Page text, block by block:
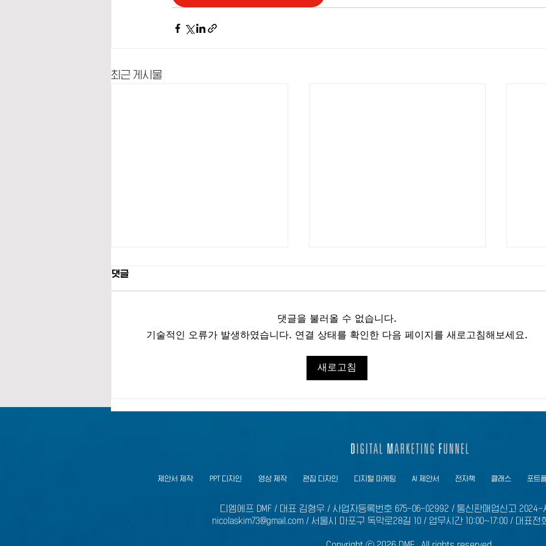
최근 게시물
성공적인 투자 유치를 위한 IR 제
안서 작성 가이드
댓글
댓글을 불러올 수 없습니다.
기술적인 오류가 발생하였습니다. 연결 상태를 확인한 다음 페이지를 새로고침해보세요.
새로고침
제안서 제작 PPT 디자인 영상 제작 편집 디자인 디지털 마케팅 AI 제안서 전자책 클래스 포트
디엠에프 DMF / 대표 김형우 / 사업자등록번호 675-06-02992 / 통신판매업신고 2024-
nicolaskim73@gmail.com ​ / 서울시 마포구 독막로28길 10 / 업무시간 10:00~17:00 / 대표